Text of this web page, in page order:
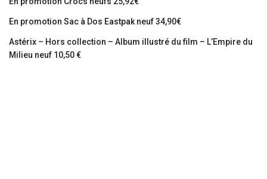
En promotion Sac à Dos Eastpak neuf 34,90€
Astérix – Hors collection – Album illustré du film – L’Empire du
Milieu neuf 10,50 €